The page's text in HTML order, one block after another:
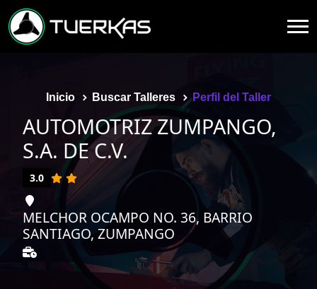
Inicio Buscar Talleres Perfil del Taller
AUTOMOTRIZ ZUMPANGO,
S.A. DE C.V.
3.0
MELCHOR OCAMPO NO. 36, BARRIO
SANTIAGO, ZUMPANGO